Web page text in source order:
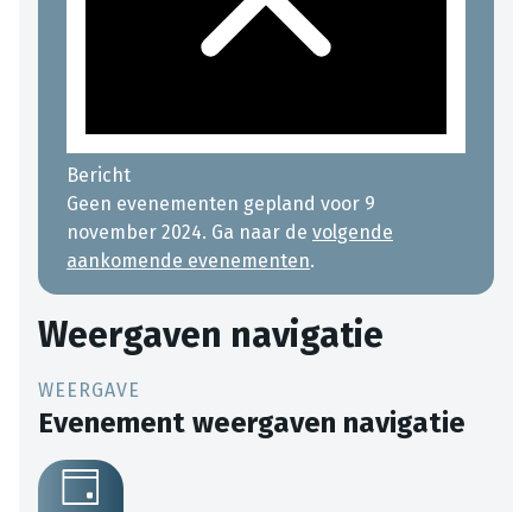
Bericht
Geen evenementen gepland voor 9
november 2024. Ga naar de volgende
aankomende evenementen.
Weergaven navigatie
Evenement weergaven navigatie